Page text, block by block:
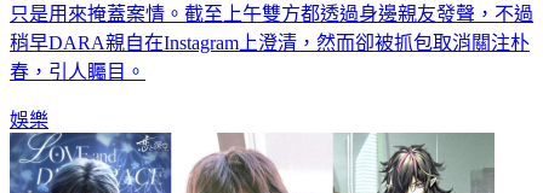
只是用來掩蓋案情。截至上午雙方都透過身邊親友發聲，不過
稍早DARA親自在Instagram上澄清，然而卻被抓包取消關注朴
春，引人矚目。
娛樂